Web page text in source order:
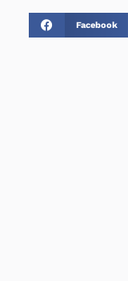
Facebook